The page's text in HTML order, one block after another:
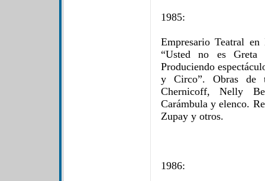
1985:
Empresario Teatral
“Usted no es Greta
Produciendo
y Circo”. Obras de
Chernicoff, Nelly
Carámbula y elenco.
Zupay y otros.
1986: